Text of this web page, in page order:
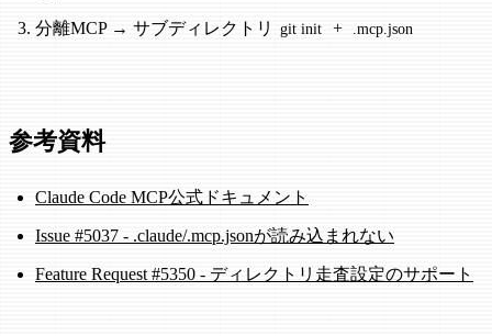
分離MCP → サブディレクトリ git init + .mcp.json
参考資料
Claude Code MCP公式ドキュメント
Issue #5037 - .claude/.mcp.jsonが読み込まれない
Feature Request #5350 - ディレクトリ走査設定のサポート